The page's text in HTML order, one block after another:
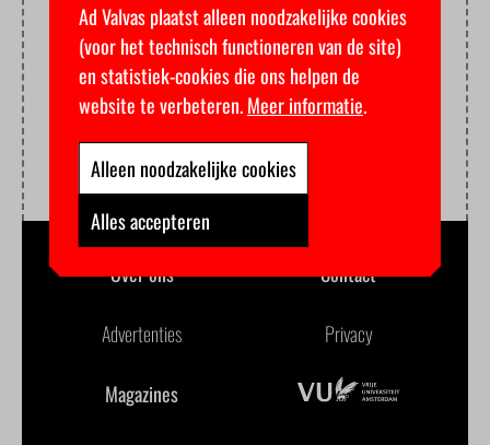
Over ons Contact
Advertenties Privacy
Magazines
Ad Valvas plaatst alleen noodzakelijke cookies
(voor het technisch functioneren van de site)
en statistiek-cookies die ons helpen de
website te verbeteren.Meer informatie.
Alleen noodzakelijke cookies
Alles accepteren